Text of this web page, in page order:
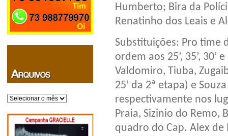
Arquivos
Humberto; Bira da
Renatinho dos Leais e
Substituições: Pro time
ordem aos 25’, 35’, 30’
Valdomiro, Tiuba,
25’ da 2ª etapa) e
respectivamente nos
Praia, Sizinio do Remo,
quadro do Cap. Alex